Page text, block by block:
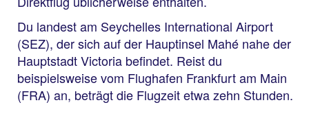
Du landest am Seychelles International Airport
(SEZ), der sich auf der Hauptinsel Mahé nahe der
Hauptstadt Victoria befindet. Reist du
beispielsweise vom Flughafen Frankfurt am Main
(FRA) an, beträgt die Flugzeit etwa zehn Stunden.